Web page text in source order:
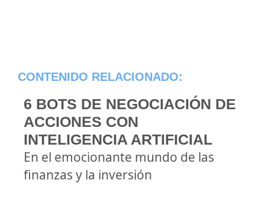
CONTENIDO RELACIONADO:
6 BOTS DE NEGOCIACIÓN DE
ACCIONES CON
INTELIGENCIA ARTIFICIAL
En el emocionante mundo de las
finanzas y la inversión